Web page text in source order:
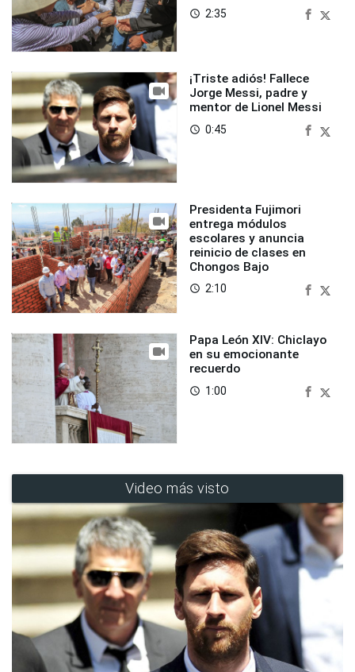
access_time 2:35
¡Triste adiós! Fallece
Jorge Messi, padre y
mentor de Lionel Messi
access_time 0:45
Presidenta Fujimori
entrega módulos
escolares y anuncia
reinicio de clases en
Chongos Bajo
access_time 2:10
Papa León XIV: Chiclayo
en su emocionante
recuerdo
access_time 1:00
Video más visto